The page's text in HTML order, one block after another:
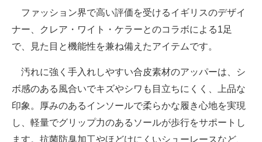
ファッション界で高い評価を受けるイギリスのデザイ
ナー、クレア・ワイト・ケラーとのコラボによる1足
で、見た目と機能性を兼ね備えたアイテムです。
汚れに強く手入れしやすい合皮素材のアッパーは、シ
ボ感のある風合いでキズやシワも目立ちにくく、上品な
印象。厚みのあるインソールで柔らかな履き心地を実現
し、軽量でグリップ力のあるソールが歩行をサポートし
ます。抗菌防臭加工やほどけにくいシューレースなど、